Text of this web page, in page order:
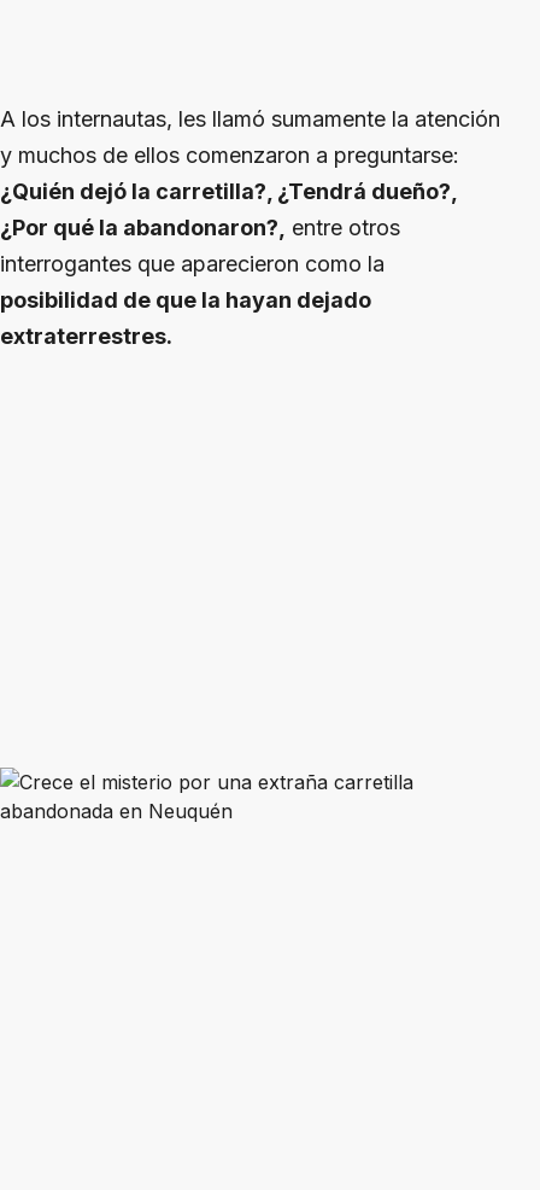
A los internautas, les llamó sumamente la atención
y muchos de ellos comenzaron a preguntarse:
¿Quién dejó la carretilla?, ¿Tendrá dueño?,
¿Por qué la abandonaron?, entre otros
interrogantes que aparecieron como la
posibilidad de que la hayan dejado
extraterrestres.